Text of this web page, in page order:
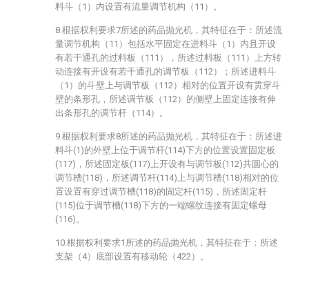
料斗（1）内设置有流量调节机构（11）。
8.根据权利要求7所述的药品抛光机，其特征在于：所述流
量调节机构（11）包括水平固定在进料斗（1）内且开设
有若干通孔的过料板（111），所述过料板（111）上方转
动连接有开设有若干通孔的调节板（112）；所述进料斗
（1）的斗壁上与调节板（112）相对的位置开设有贯穿斗
壁的条形孔，所述调节板（112）的侧壁上固定连接有伸
出条形孔的调节杆（114）。
9.根据权利要求8所述的药品抛光机，其特征在于：所述进
料斗(1)的外壁上位于调节杆(114)下方的位置设置固定板
(117)，所述固定板(117)上开设有与调节板(112)共圆心的
调节槽(118)，所述调节杆(114)上与调节槽(118)相对的位
置设置有穿过调节槽(118)的固定杆(115)，所述固定杆
(115)位于调节槽(118)下方的一端螺纹连接有固定螺母
(116)。
10.根据权利要求1所述的药品抛光机，其特征在于：所述
支架（4）底部设置有移动轮（422）。